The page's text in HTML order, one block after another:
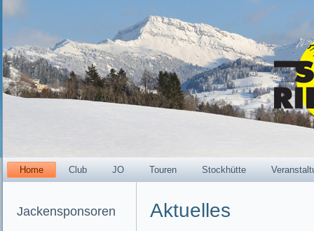
Home Club JO Touren Stockhütte
Jackensponsoren Aktuelles